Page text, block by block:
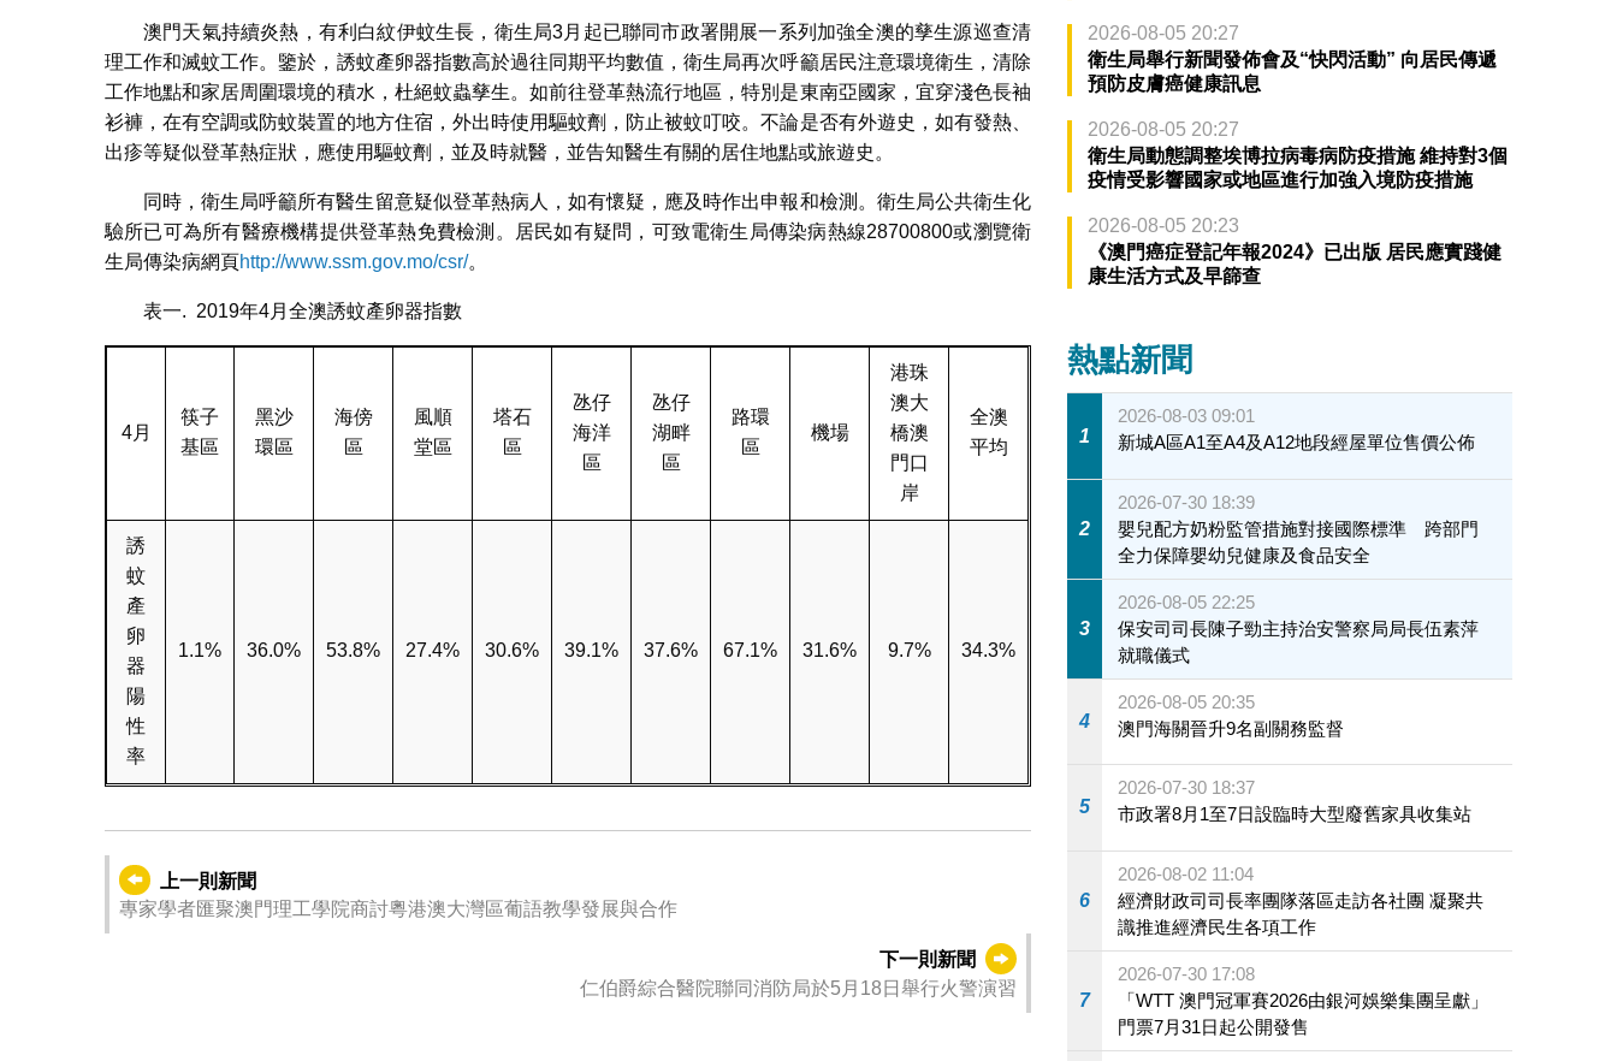
澳門天氣持續炎熱，有利白紋伊蚊生長，衛生局3月起已聯同市政署開展一系列加強全澳的孳生源巡查清
理工作和滅蚊工作。鑒於，誘蚊產卵器指數高於過往同期平均數值，衛生局再次呼籲居民注意環境衛生，清除
工作地點和家居周圍環境的積水，杜絕蚊蟲孳生。如前往登革熱流行地區，特別是東南亞國家，宜穿淺色長袖
衫褲，在有空調或防蚊裝置的地方住宿，外出時使用驅蚊劑，防止被蚊叮咬。不論是否有外遊史，如有發熱、
出疹等疑似登革熱症狀，應使用驅蚊劑，並及時就醫，並告知醫生有關的居住地點或旅遊史。
同時，衛生局呼籲所有醫生留意疑似登革熱病人，如有懷疑，應及時作出申報和檢測。衛生局公共衛生化
驗所已可為所有醫療機構提供登革熱免費檢測。居民如有疑問，可致電衛生局傳染病熱線28700800或瀏覽衛
生局傳染病網頁http://www.ssm.gov.mo/csr/。
表一. 2019年4月全澳誘蚊產卵器指數
4月
筷子
基區
黑沙
環區
海傍
區
風順
堂區
塔石
區
氹仔
海洋
區
氹仔
湖畔
區
路環
區
機場
港珠
澳大
橋澳
門口
岸
全澳
平均
誘
蚊
產
卵
器
陽
性
率
1.1% 36.0% 53.8% 27.4% 30.6% 39.1% 37.6% 67.1% 31.6% 9.7% 34.3%
上一則新聞
專家學者匯聚澳門理工學院商討粵港澳大灣區葡語教學發展與合作
下一則新聞
仁伯爵綜合醫院聯同消防局於5月18日舉行火警演習
2026-08-05 20:27
衛生局舉行新聞發佈會及“快閃活動” 向居民傳遞
預防皮膚癌健康訊息
2026-08-05 20:27
衛生局動態調整埃博拉病毒病防疫措施 維持對3個
疫情受影響國家或地區進行加強入境防疫措施
2026-08-05 20:23
《澳門癌症登記年報2024》已出版 居民應實踐健
康生活方式及早篩查
熱點新聞
1
2026-08-03 09:01
新城A區A1至A4及A12地段經屋單位售價公佈
2
2026-07-30 18:39
嬰兒配方奶粉監管措施對接國際標準 跨部門
全力保障嬰幼兒健康及食品安全
3
2026-08-05 22:25
保安司司長陳子勁主持治安警察局局長伍素萍
就職儀式
4
2026-08-05 20:35
澳門海關晉升9名副關務監督
5
2026-07-30 18:37
市政署8月1至7日設臨時大型廢舊家具收集站
6
2026-08-02 11:04
經濟財政司司長率團隊落區走訪各社團 凝聚共
識推進經濟民生各項工作
7
2026-07-30 17:08
「WTT 澳門冠軍賽2026由銀河娛樂集團呈獻」
門票7月31日起公開發售